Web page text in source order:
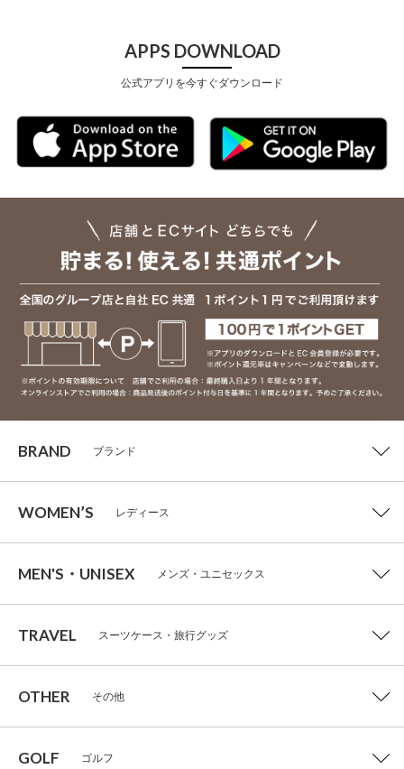
APPS DOWNLOAD
公式アプリを今すぐダウンロード
BRAND ブランド
WOMEN’S レディース
MEN'S・UNISEX メンズ・ユニセックス
TRAVEL スーツケース・旅行グッズ
OTHER その他
GOLF ゴルフ